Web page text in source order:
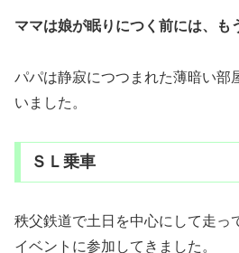
ママは娘が眠りにつく前には、も
パパは静寂につつまれた薄暗い部
いました。
ＳＬ乗車
秩父鉄道で土日を中心にして走っ
イベントに参加してきました。